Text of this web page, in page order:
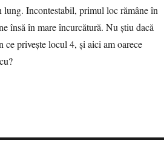
Incontestabil, primul loc rămâne în
însă în mare încurcătură. Nu ştiu dacă
priveşte locul 4, şi aici am oarece